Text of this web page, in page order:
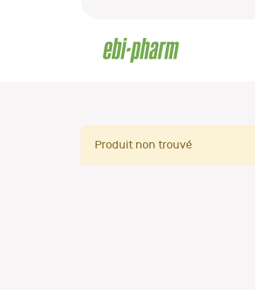
Produit non trouvé